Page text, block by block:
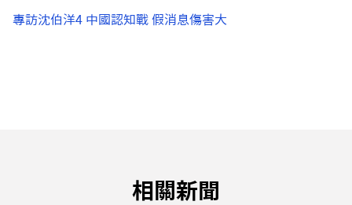
專訪沈伯洋4 中國認知戰 假消息傷害大
相關新聞